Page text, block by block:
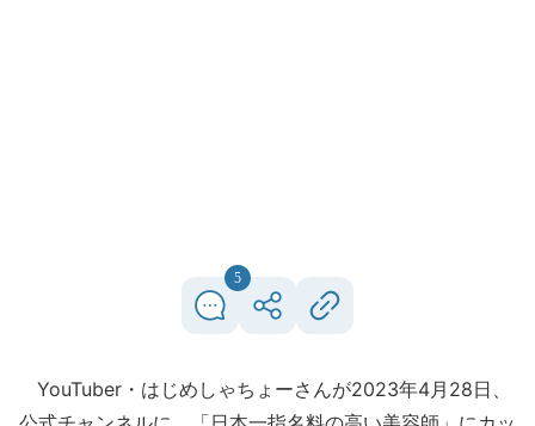
5
YouTuber・はじめしゃちょーさんが2023年4月28日、